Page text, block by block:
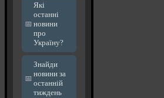
Які
останні
новини
про
Україну?
Знайди
новини за
останній
тиждень